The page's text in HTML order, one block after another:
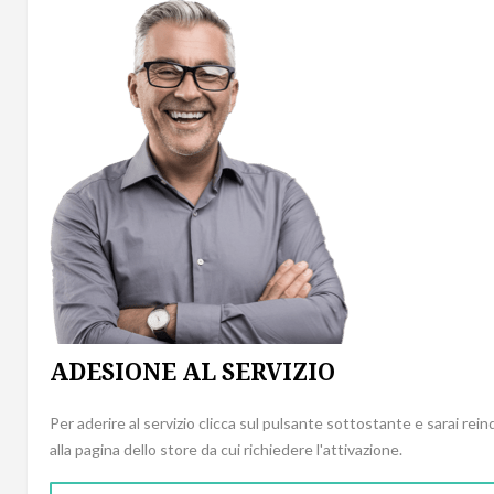
ADESIONE AL SERVIZIO
Per aderire al servizio clicca sul pulsante sottostante e sarai
alla pagina dello store da cui richiedere l'attivazione.